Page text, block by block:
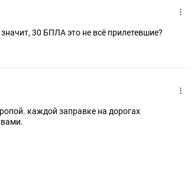
30 БПЛА это не всё прилетевшие?
каждой заправке на дорогах